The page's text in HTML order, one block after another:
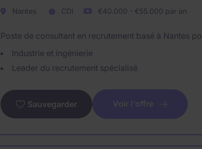
Nantes CDI €40.000 - €55.000 par an
Poste de consultant en recrutement basé à Nantes
Industrie et ingénierie
Leader du recrutement spécialisé
Sauvegarder Voir l'offre